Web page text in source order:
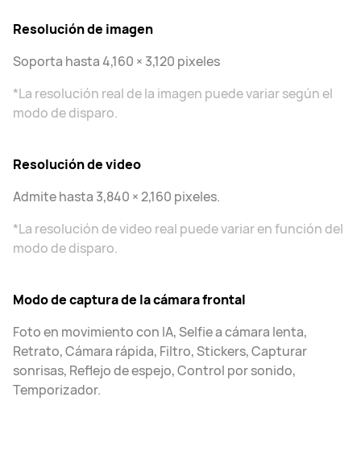
Resolución de imagen
Soporta hasta 4,160 × 3,120 pixeles
*La resolución real de la imagen puede variar según el
modo de disparo.
Resolución de video
Admite hasta 3,840 × 2,160 pixeles.
*La resolución de video real puede variar en función del
modo de disparo.
Modo de captura de la cámara frontal
Foto en movimiento con IA, Selfie a cámara lenta,
Retrato, Cámara rápida, Filtro, Stickers, Capturar
sonrisas, Reflejo de espejo, Control por sonido,
Temporizador.